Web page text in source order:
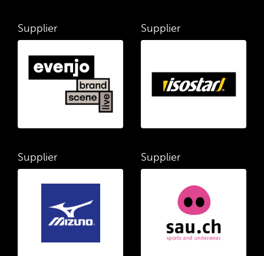
Supplier Supplier
Supplier Supplier